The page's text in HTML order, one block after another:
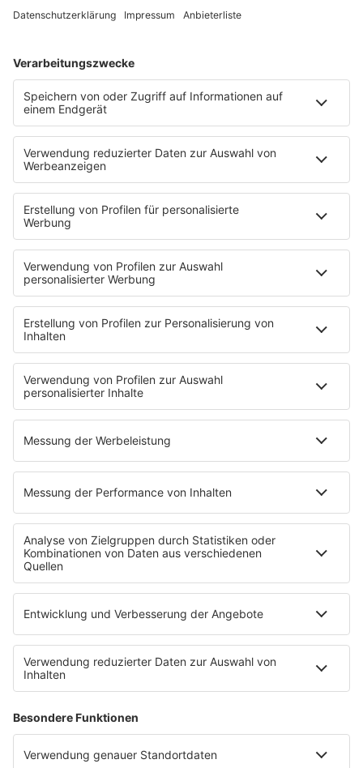
Mädelsabend
Ich hasse Sport
Sonntag Morgen
Strandbar
Putzfimmel
Deutschpop
Deutsche Liebeslieder
PODCASTS
Mit den Waffeln einer Frau
Frühstück bei Barbara
Brave & One
NotAufnahme
"Bewerbung und Karriere"
Aber bitte mit Schlager
Erdbeerkäse
Fitness mit M.A.R.K
Glück in Worten
Todesursache
Niemand muss ein Promi sein
PROGRAMM
Mit den Waffeln einer Frau
SERVICE
Empfang
barba radio App
Impressum
Datenschutz Facebook & Instagram
Datenschutzeinstellungen
Clubbedingungen
Werbung schalten
Waffel-Werbepartner
80s80s.de